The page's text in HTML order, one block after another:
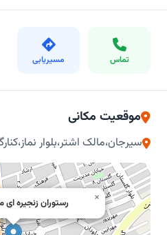
تماس مسیریابی
موقعیت مکانی
سیرجان،مالک اشتر،بلوار
رستوران زنجیره ×